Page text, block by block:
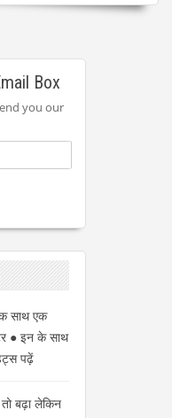
Box
you our
साथ एक
● इन के साथ
पढ़ें
बढ़ा लेकिन